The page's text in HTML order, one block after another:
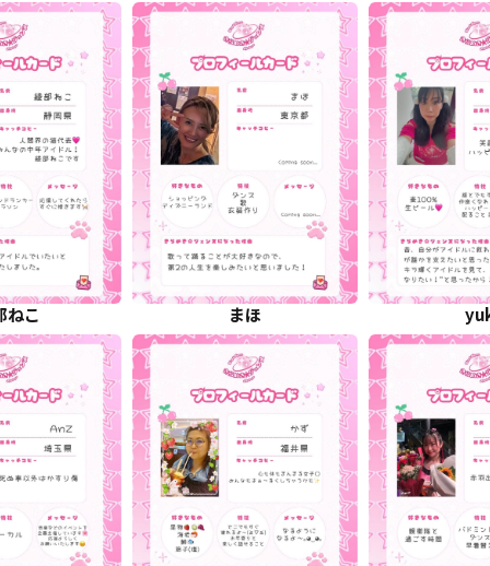
ねこ まほ